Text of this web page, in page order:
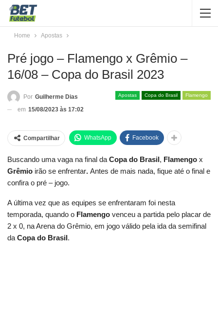
Home Apostas
Pré jogo – Flamengo x Grêmio –
16/08 – Copa do Brasil 2023
Apostas Copa do Brasil Flamengo
Por Guilherme Dias
em 15/08/2023 às 17:02
Compartilhar WhatsApp Facebook
Buscando uma vaga na final da Copa do Brasil, Flamengo x
Grêmio irão se enfrentar. Antes de mais nada, fique até o final e
confira o pré – jogo.
A última vez que as equipes se enfrentaram foi nesta
temporada, quando o Flamengo venceu a partida pelo placar de
2 x 0, na Arena do Grêmio, em jogo válido pela ida da semifinal
da Copa do Brasil.